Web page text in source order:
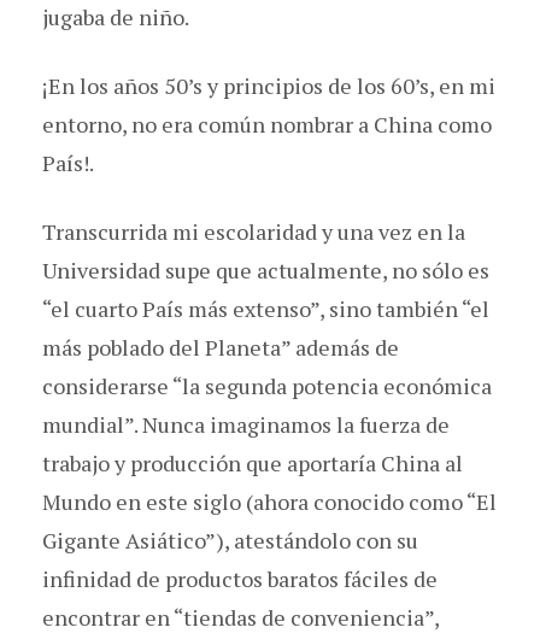
jugaba de niño.
¡En los años 50’s y principios de los 60’s, en mi
entorno, no era común nombrar a China como
País!.
Transcurrida mi escolaridad y una vez en la
Universidad supe que actualmente, no sólo es
“el cuarto País más extenso”, sino también “el
más poblado del Planeta” además de
considerarse “la segunda potencia económica
mundial”. Nunca imaginamos la fuerza de
trabajo y producción que aportaría China al
Mundo en este siglo (ahora conocido como “El
Gigante Asiático”), atestándolo con su
infinidad de productos baratos fáciles de
encontrar en “tiendas de conveniencia”,